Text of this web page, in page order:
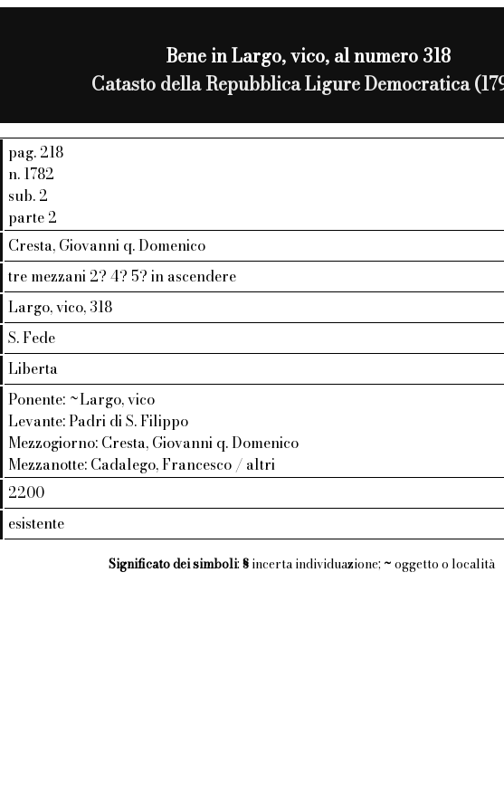
Bene in Largo, vico, al numero 318
Catasto della Repubblica Ligure Democratica
pag. 218
n. 1782
sub. 2
parte 2
Cresta, Giovanni q. Domenico
tre mezzani 2? 4? 5? in ascendere
Largo, vico, 318
S. Fede
Liberta
Ponente: ~Largo, vico
Levante: Padri di S. Filippo
Mezzogiorno: Cresta, Giovanni q. Domenico
Mezzanotte: Cadalego, Francesco / altri
2200
esistente
Significato dei simboli: §incerta individuazione; ~ oggetto o località